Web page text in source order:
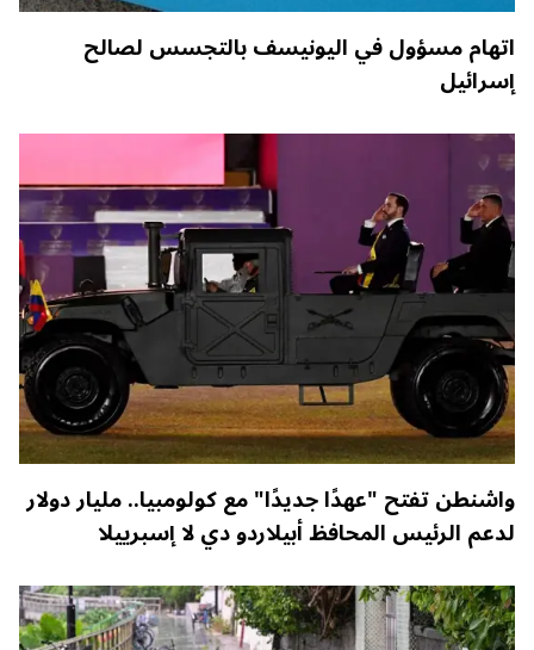
اتهام مسؤول في اليونيسف بالتجسس لصالح
إسرائيل
واشنطن تفتح "عهدًا جديدًا" مع كولومبيا.. مليار دولار
لدعم الرئيس المحافظ أبيلاردو دي لا إسبرييلا